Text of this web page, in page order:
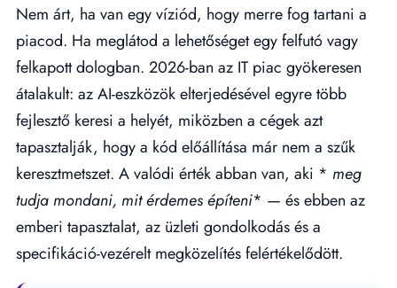
Nem árt, ha van egy víziód, hogy merre fog tartani a
piacod. Ha meglátod a lehetőséget egy felfutó vagy
felkapott dologban. 2026-ban az IT piac gyökeresen
átalakult: az AI-eszközök elterjedésével egyre több
fejlesztő keresi a helyét, miközben a cégek azt
tapasztalják, hogy a kód előállítása már nem a szűk
keresztmetszet. A valódi érték abban van, aki * meg
tudja mondani, mit érdemes építeni* — és ebben az
emberi tapasztalat, az üzleti gondolkodás és a
specifikáció-vezérelt megközelítés felértékelődött.